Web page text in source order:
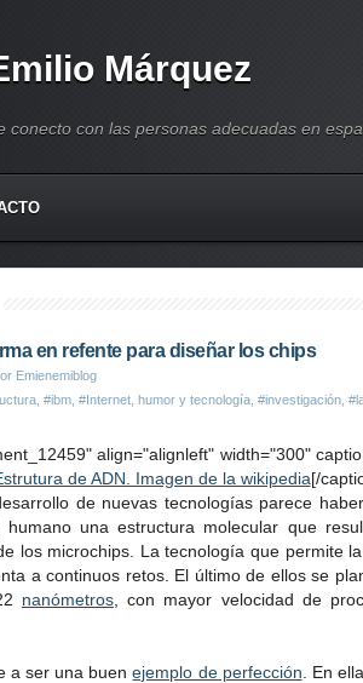
Márquez
conecto con las personas adecuadas en
en refente para diseñar los chips
Emienemiblog
#ibm #Internet, humor y tecnología #investigación
align="alignleft" width="300"
[/
de nuevas tecnologías parece
humano una estructura molecular que
los microchips. La tecnología que permite
a continuos retos. El último de ellos se
nanómetros, con mayor velocidad de
a ser una buenejemplo de perfección . En